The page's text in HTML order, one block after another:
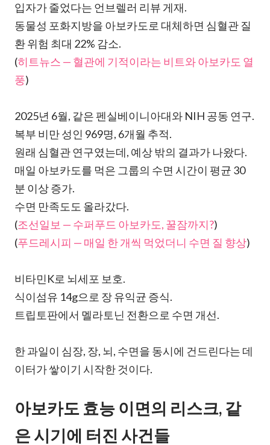
입자가 줄었다는 언브렐러 리뷰 게재.
동물성 포화지방을 아보카도로 대체하면 심혈관 질
환 위험 최대 22% 감소.
(히트뉴스 — 혈관에 기적이라는 비트와 아보카도 열
풍)
2025년 6월, 같은 펜실베이니아대와 NIH 공동 연구.
복부 비만 성인 969명, 6개월 추적.
원래 심혈관 연구였는데, 예상 밖의 결과가 나왔다.
매일 아보카도를 먹은 그룹의 수면 시간이 평균 30
분 이상 증가.
수면 만족도도 올라갔다.
(조선일보 — 수퍼푸드 아보카도, 꿀잠까지?)
(푸드레시피 — 매일 한 개씩 먹었더니 수면 질 향상)
비타민K로 뇌세포 보호.
식이섬유 14g으로 장 유익균 증식.
트립토판에서 멜라토닌 전환으로 수면 개선.
한 과일이 심장, 장, 뇌, 수면을 동시에 건드린다는 데
이터가 쌓이기 시작한 것이다.
아보카도 효능 이면의 리스크, 같
은 시기에 터진 사건들